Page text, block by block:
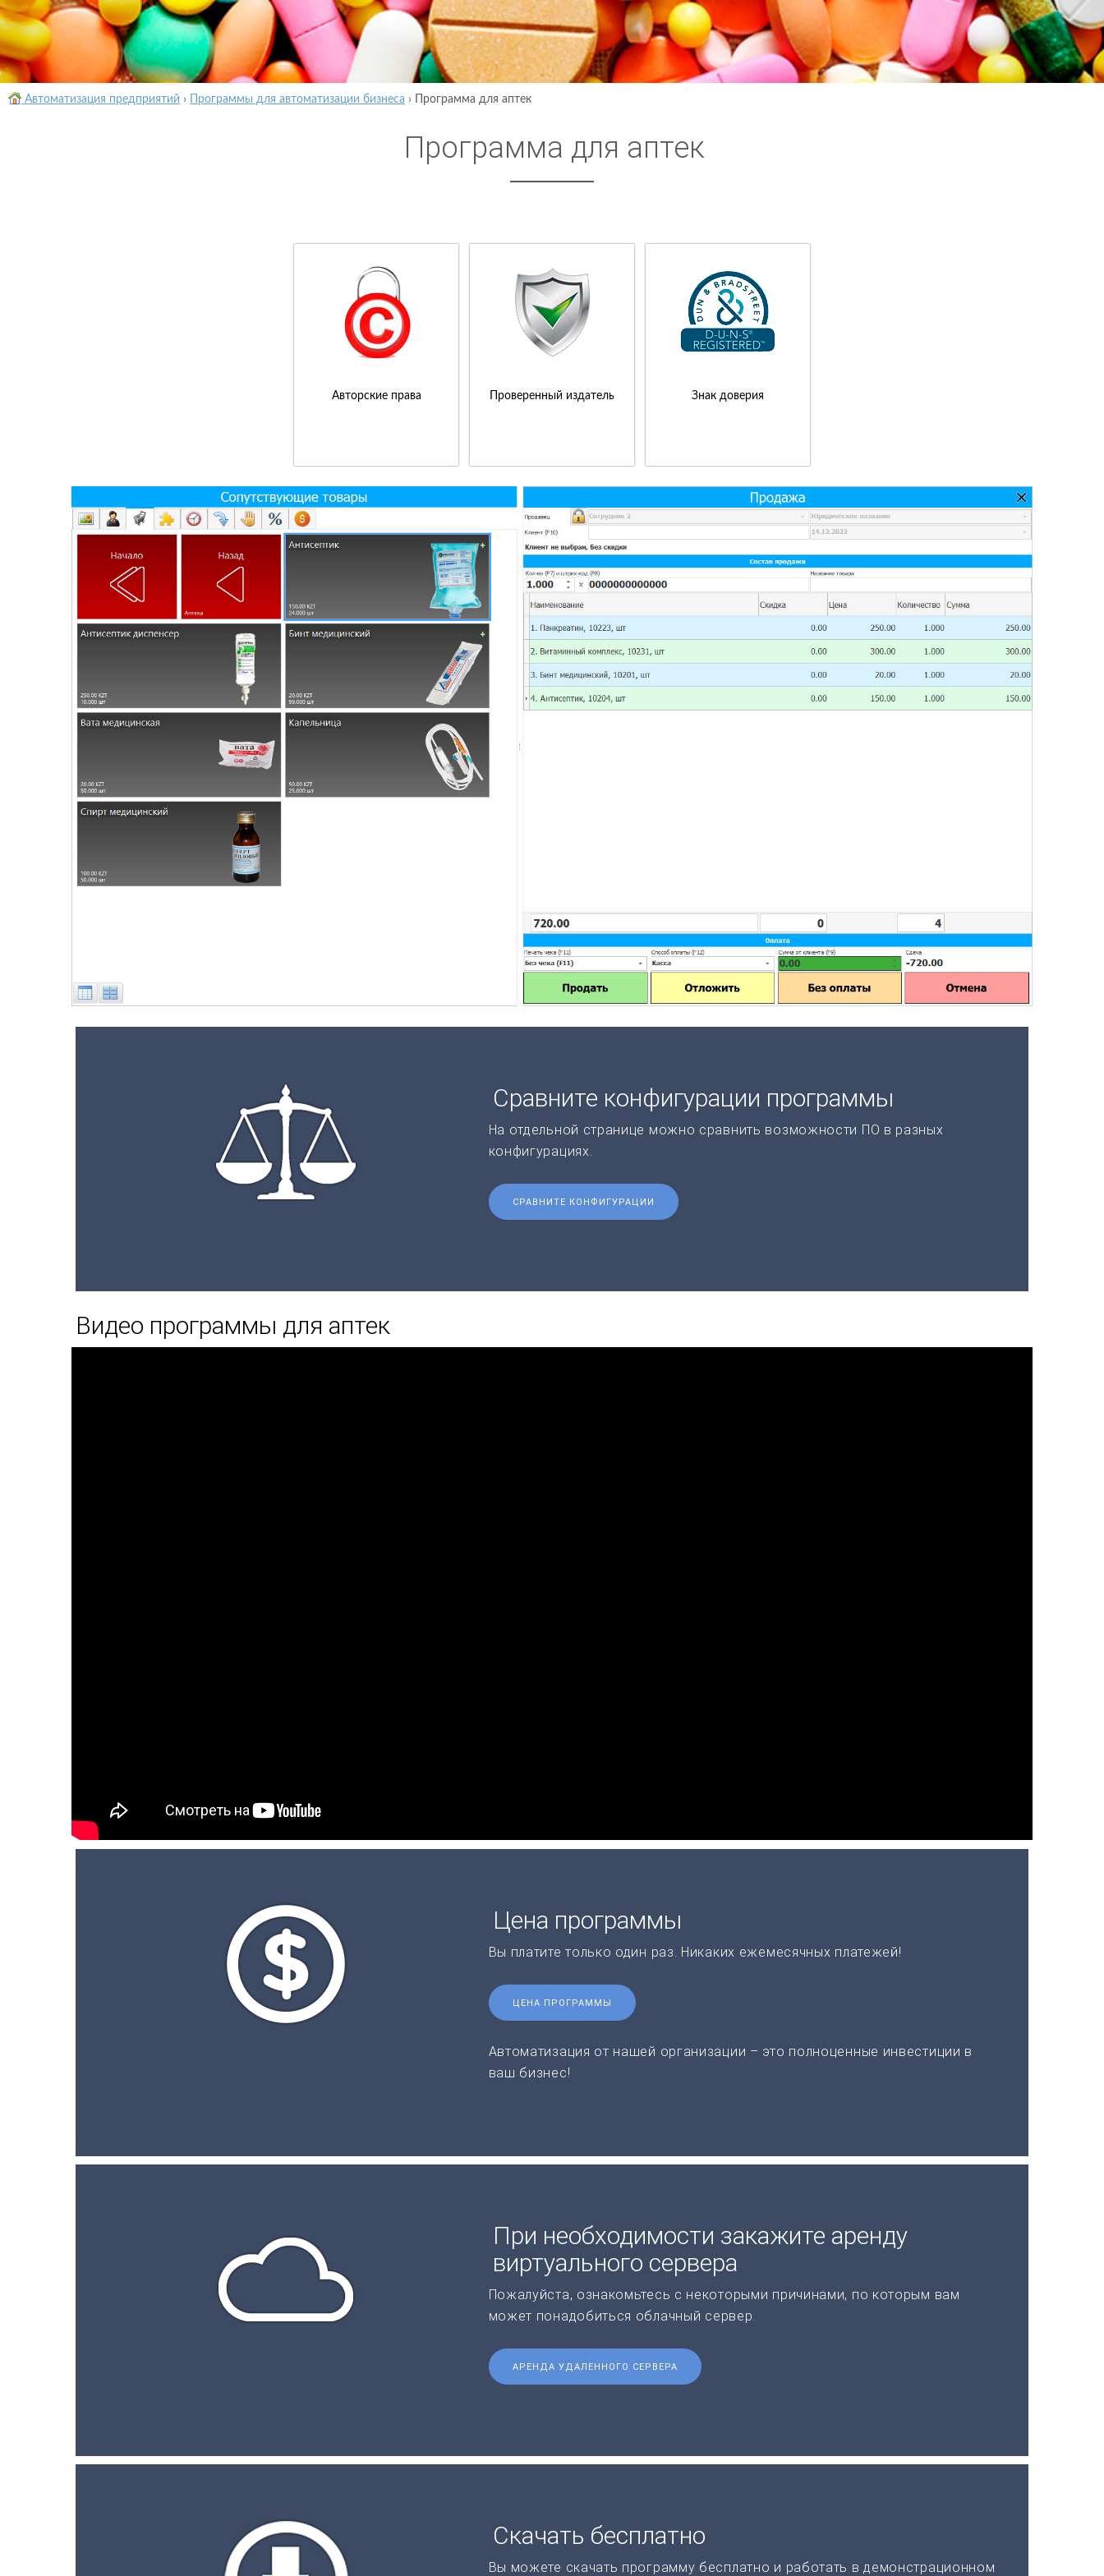
Автоматизация предприятий › Программы для автоматизации бизнеса › Программа для аптек
Программа для аптек
Авторские права Проверенный издатель Знак доверия
Сравните конфигурации программы
На отдельной странице можно сравнить возможности ПО в разных
конфигурациях.
СРАВНИТЕ КОНФИГУРАЦИИ
Видео программы для аптек
Цена программы
Вы платите только один раз. Никаких ежемесячных платежей!
ЦЕНА ПРОГРАММЫ
Автоматизация от нашей организации – это полноценные инвестиции в
ваш бизнес!
При необходимости закажите аренду
виртуального сервера
Пожалуйста, ознакомьтесь с некоторыми причинами, по которым вам
может понадобиться облачный сервер.
АРЕНДА УДАЛЕННОГО СЕРВЕРА
Скачать бесплатно
Вы можете скачать программу бесплатно и работать в демонстрационном